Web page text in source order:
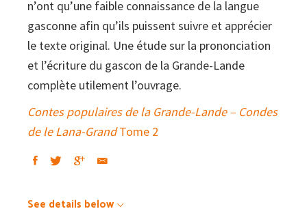
n’ont qu’une faible connaissance de la langue
gasconne afin qu’ils puissent suivre et apprécier
le texte original. Une étude sur la prononciation
et l’écriture du gascon de la Grande-Lande
complète utilement l’ouvrage.
Contes populaires de la Grande-Lande – Condes
de le Lana-GrandTome 2
See details below